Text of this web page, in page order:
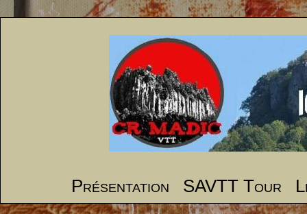
Présentation SAVTT Tour